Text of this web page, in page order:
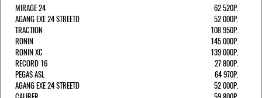
MIRAGE 24
62 520Р.
AGANG EXE 24 STREETD
52 000Р.
TRACTION
108 950Р.
RONIN
145 000Р.
RONIN XC
139 000Р.
RECORD 16
27 800Р.
PEGAS ASL
64 970Р.
AGANG EXE 24 STREETD
52 000Р.